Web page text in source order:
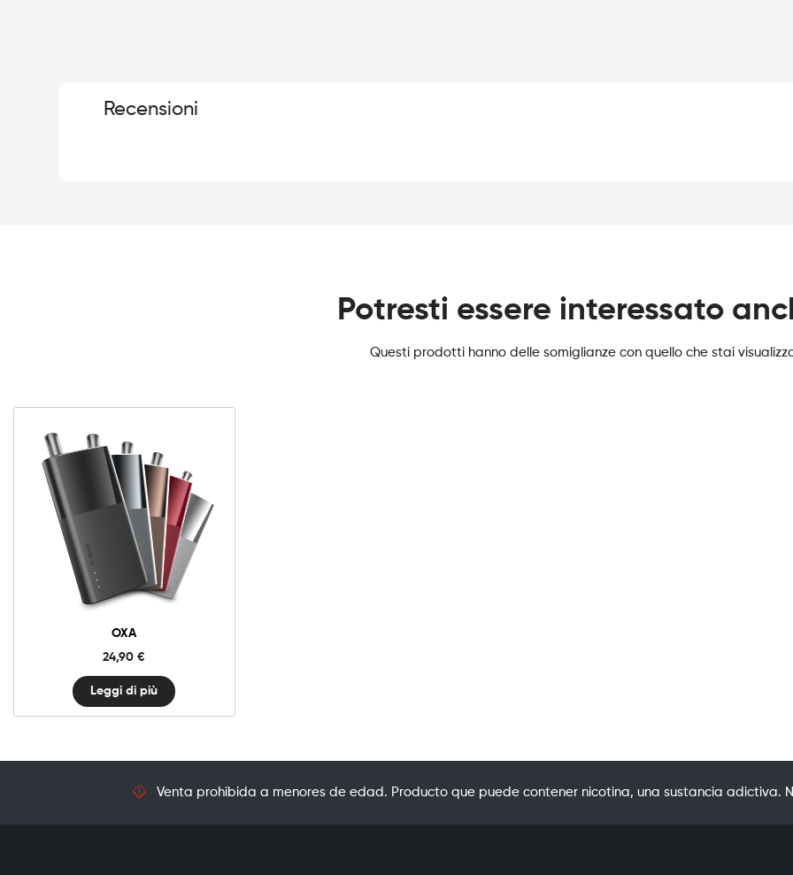
Recensioni
Potresti essere interessato
Questi prodotti hanno delle somiglianze con quello che stai
OXA
24,90€
Leggi di più
Venta prohibida a menores de edad. Producto que puede contener nicotina, una sustancia adictiva.